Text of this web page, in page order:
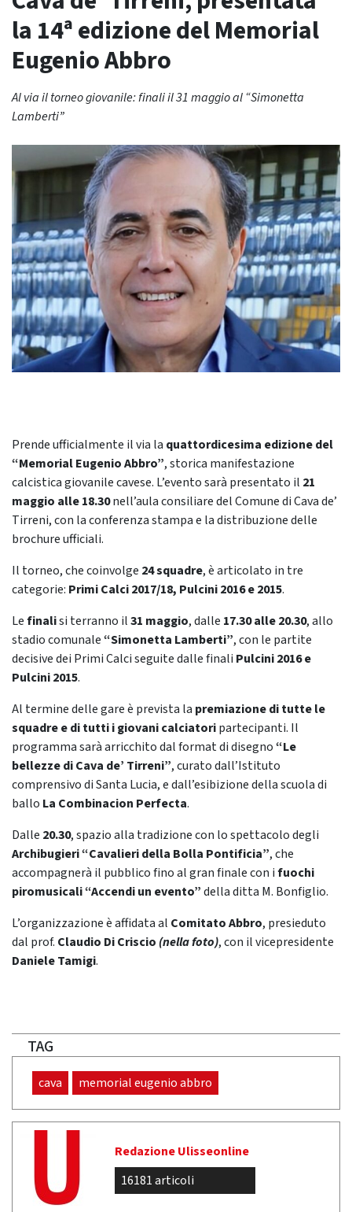
la 14ª edizione del Memorial
Eugenio Abbro
Al via il torneo giovanile: finali il 31 maggio al “Simonetta
Lamberti”
Prende ufficialmente il via la quattordicesima edizione del
“Memorial Eugenio Abbro”, storica manifestazione
calcistica giovanile cavese. L’evento sarà presentato il 21
maggio alle 18.30nell’aula consiliare del Comune di Cava de’
Tirreni, con la conferenza stampa e la distribuzione delle
brochure ufficiali.
Il torneo, che coinvolge 24 squadre, è articolato in tre
categorie: Primi Calci 2017/18, Pulcini 2016 e 2015.
Lefinalisi terranno il31 maggio, dalle 17.30 alle 20.30, allo
stadio comunale“Simonetta Lamberti”, con le partite
decisive dei Primi Calci seguite dalle finali Pulcini 2016 e
Pulcini 2015.
Al termine delle gare è prevista la premiazione di tutte le
squadre e di tutti i giovani calciatoripartecipanti. Il
programma sarà arricchito dal format di disegno“Le
bellezze di Cava de’ Tirreni”, curato dall’Istituto
comprensivo di Santa Lucia, e dall’esibizione della scuola di
ballo La Combinacion Perfecta.
Dalle 20.30, spazio alla tradizione con lo spettacolo degli
Archibugieri “Cavalieri della Bolla Pontificia”, che
accompagnerà il pubblico fino al gran finale con ifuochi
piromusicali “Accendi un evento”della ditta M. Bonfiglio.
L’organizzazione è affidata al Comitato Abbro, presieduto
dal prof. Claudio Di Criscio (nella foto), con il vicepresidente
Daniele Tamigi.
TAG
cava memorial eugenio abbro
Redazione Ulisseonline
16181 articoli